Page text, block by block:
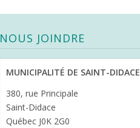
NOUS JOINDRE
MUNICIPALITÉ DE SAINT-DIDACE
380, rue Principale
Saint-Didace
Québec J0K 2G0